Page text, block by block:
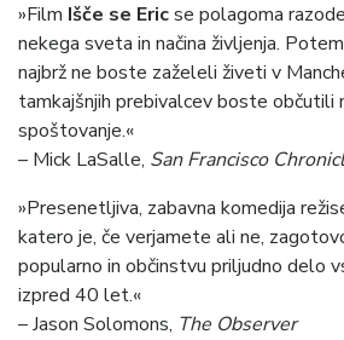
»Film Išče se Ericse polagoma
nekega sveta in načina življenja.
najbrž ne boste zaželeli živeti v
tamkajšnjih prebivalcev boste občutili
spoštovanje.«
– Mick LaSalle, San Francisco
»Presenetljiva, zabavna komedija
katero je, če verjamete ali ne,
popularno in občinstvu priljudno delo
izpred 40 let.«
– Jason Solomons, The Observer